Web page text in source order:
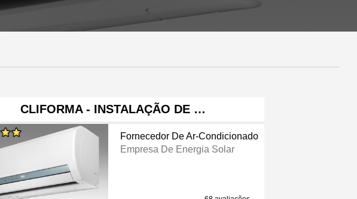
CLIFORMA - INSTALAÇÃO DE …
Fornecedor De Ar-Condicionado
Empresa De Energia Solar